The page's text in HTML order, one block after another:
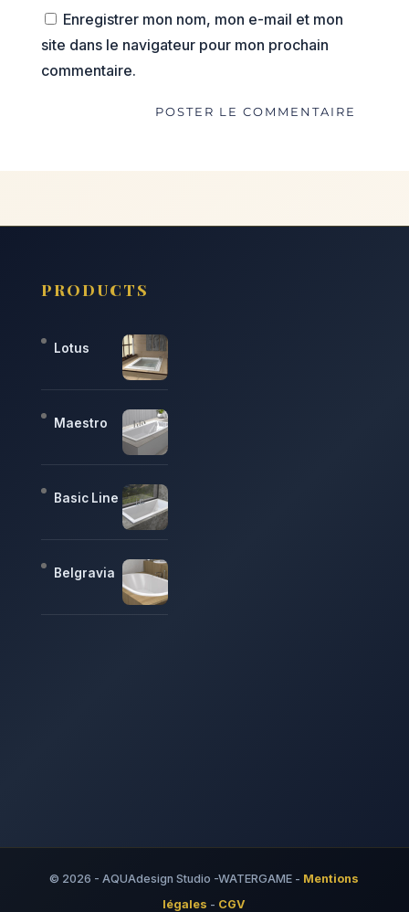
Enregistrer mon nom, mon e-mail et mon
site dans le navigateur pour mon prochain
commentaire.
PRODUCTS
Lotus
Maestro
Basic Line
Belgravia
© 2026 - AQUAdesign Studio -WATERGAME - Mentions
légales - CGV